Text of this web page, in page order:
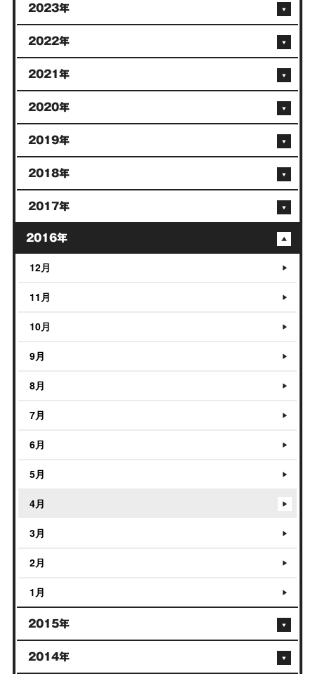
2023年
2022年
2021年
2020年
2019年
2018年
2017年
2016年
12月
11月
10月
9月
8月
7月
6月
5月
4月
3月
2月
1月
2015年
2014年